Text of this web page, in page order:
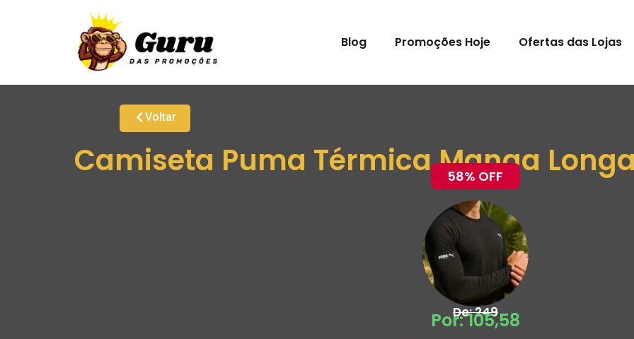
Blog Promoções Hoje Ofertas das Lojas
Voltar
Camiseta Puma Térmica Manga
58% OFF
De: 249
Por: 105,58